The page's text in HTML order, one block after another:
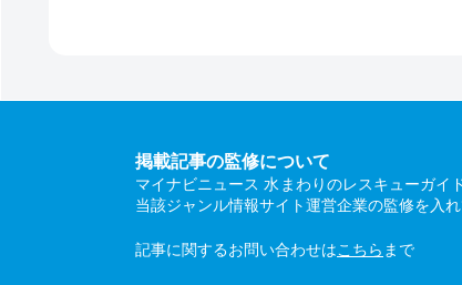
掲載記事の監修について
マイナビニュース 水まわりのレスキューガイ
当該ジャンル情報サイト運営企業の監修を入れ
記事に関するお問い合わせはこちら まで